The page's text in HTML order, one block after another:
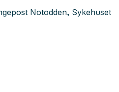
Notodden, Sykehuset